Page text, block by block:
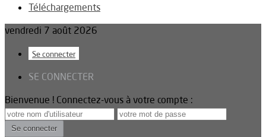
Téléchargements
vendredi 7 août 2026
Se connecter
SE CONNECTER
Bienvenue ! Connectez-vous à votre compte :